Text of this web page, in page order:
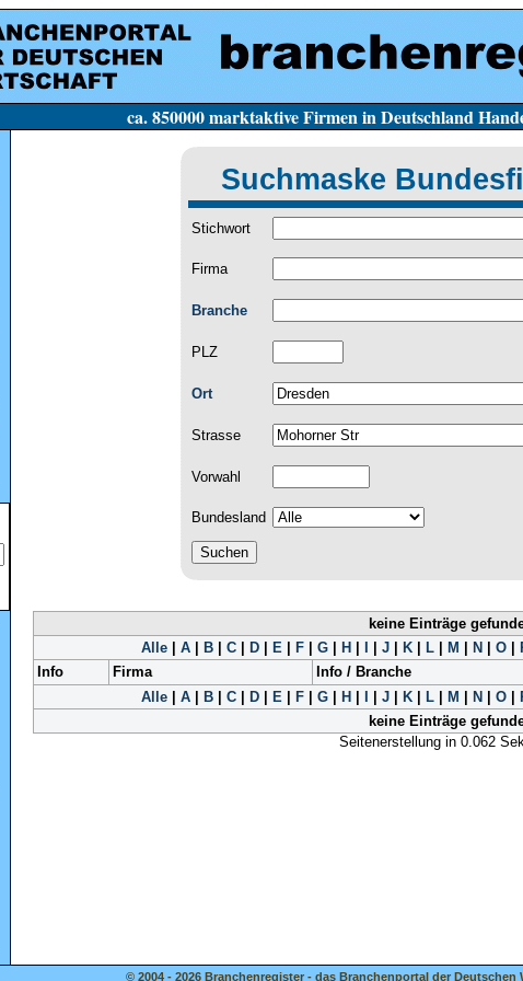
marktaktive Firmen in Deutschland Handel,
Suchmaske
Stichwort
Firma
Branche
PLZ
Ort
Strasse
Vorwahl
Bundesland
keine Einträge
Alle| A| B| C| D| E| F| G| H J| K| L| M N O|
Info
Firma
Info / Branche
Alle| A| B| C| D| E| F| G| H J| K| L| M N O|
keine Einträge
Seitenerstellung in 0.062
© 2004 - 2026 Branchenregister - das Branchenportal der Deutschen